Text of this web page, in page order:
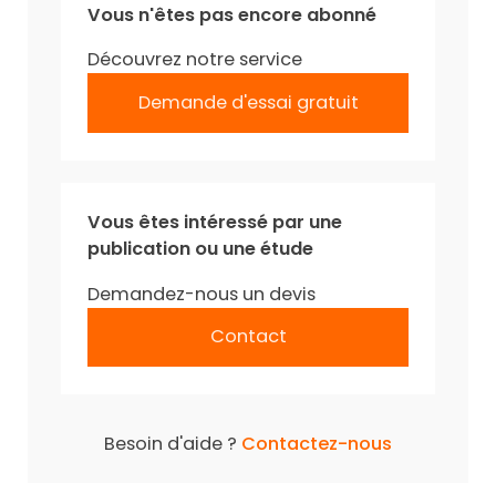
Vous n'êtes pas encore abonné
Découvrez notre service
Demande d'essai gratuit
Vous êtes intéressé par une
publication ou une étude
Demandez-nous un devis
Contact
Besoin d'aide ? Contactez-nous